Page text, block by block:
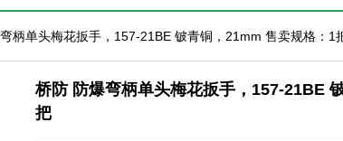
柄单头梅花扳手，157-21BE 铍青铜，21mm 售卖规格：1
桥防 防爆弯柄单头梅花扳手，157-21BE
把